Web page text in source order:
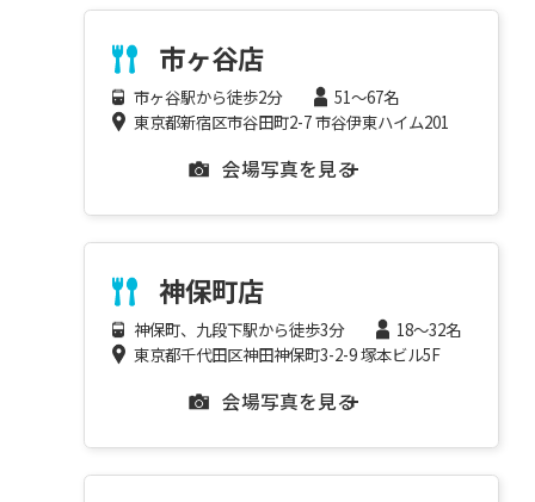
市ヶ谷店
市ヶ谷駅から徒歩2分
51～67名
東京都新宿区市谷田町2-7 市谷伊東ハイム201
会場写真を見る
神保町店
神保町、九段下駅から徒歩3分
18～32名
東京都千代田区神田神保町3-2-9 塚本ビル5F
会場写真を見る